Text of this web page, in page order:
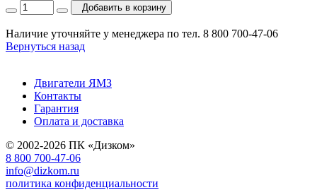
Добавить в корзину
Наличие уточняйте у менеджера по тел. 8 800 700-47-06
Вернуться назад
Двигатели ЯМЗ
Контакты
Гарантия
Оплата и доставка
© 2002-2026 ПК «Дизком»
8 800 700-47-06
info@dizkom.ru
политика конфиденциальности